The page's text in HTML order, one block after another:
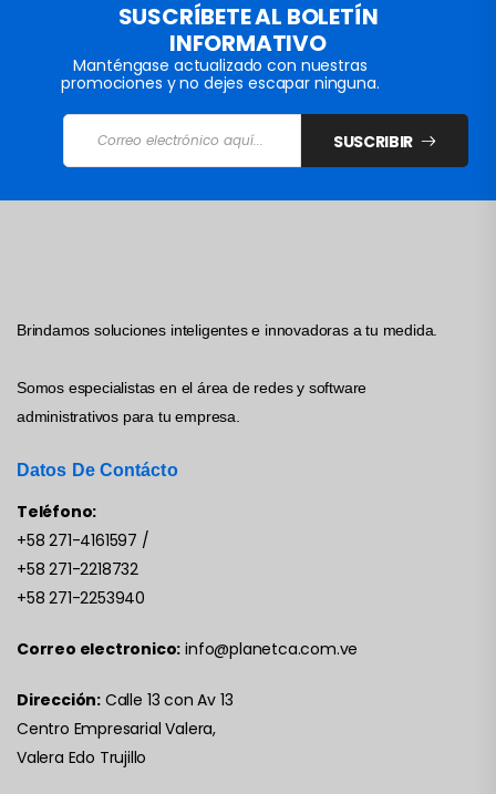
SUSCRÍBETE AL BOLETÍN
INFORMATIVO
Manténgase actualizado con nuestras
promociones y no dejes escapar ninguna.
SUSCRIBIR
Brindamos soluciones inteligentes e innovadoras a tu medida.
Somos especialistas en el área de redes y software
administrativos para tu empresa.
Datos De Contácto
Teléfono:
+58 271-4161597 /
+58 271-2218732
+58 271-2253940
Correo electronico: info@planetca.com.ve
Dirección: Calle 13 con Av 13
Centro Empresarial Valera,
Valera Edo Trujillo